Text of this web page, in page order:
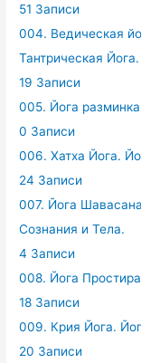
51 Записи
004. Ведическая
Тантрическая
19 Записи
005. Йога
0 Записи
006. Хатха Йога.
24 Записи
007. Йога
Сознания и Тела.
4 Записи
008. Йога
18 Записи
009. Крия Йога.
20 Записи